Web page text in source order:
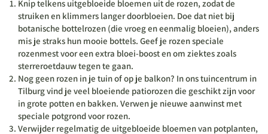
Knip telkens uitgebloeide bloemen uit de rozen, zodat de
struiken en klimmers langer doorbloeien. Doe dat niet bij
botanische bottelrozen (die vroeg en eenmalig bloeien), anders
mis je straks hun mooie bottels. Geef je rozen speciale
rozenmest voor een extra bloei-boost en om ziektes zoals
sterreroetdauw tegen te gaan.
Nog geen rozen in je tuin of op je balkon? In ons tuincentrum in
Tilburg vind je veel bloeiende patiorozen die geschikt zijn voor
in grote potten en bakken. Verwen je nieuwe aanwinst met
speciale potgrond voor rozen.
Verwijder regelmatig de uitgebloeide bloemen van potplanten,